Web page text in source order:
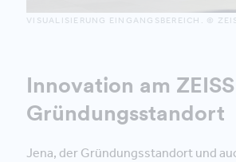
VISUALISIERUNG EINGANGSBEREICH. ©
Innovation am ZEISS
Gründungsstandort
Jena, der Gründungsstandort und